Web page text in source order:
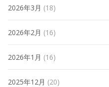
2026年3月 (18)
2026年2月 (16)
2026年1月 (16)
2025年12月 (20)